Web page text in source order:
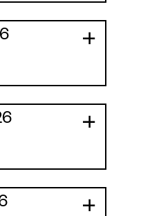
|
|
/
|
|
Ohst.
|
|